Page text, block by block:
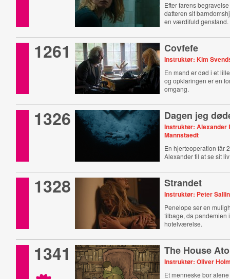
Efter farens
datteren sit
en værdifuld genstand.
1261 Covfefe
Instruktør: Kim
En mand er død i et
og opklaringen er en
omgang.
1326 Dagen jeg
Instruktør: Alexander
Mannstaedt
En hjerteoperation får
Alexander til at se sit
1328 Strandet
Instruktør: Peter
Penelope ser en
tilbage, da pandemien
hotelværelse.
1341 The House
Instruktør: Oliver
Et menneske bor